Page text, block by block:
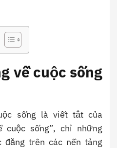
về cuộc sống
sống là viết tắt của
cuộc sống”, chỉ những
trên các nền tảng